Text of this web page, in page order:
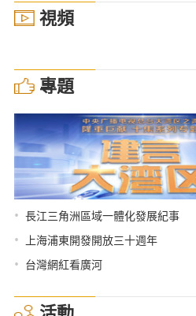
視頻
專題
• 長江三角洲區域一體化發展紀事
• 上海浦東開發開放三十週年
• 台灣網紅看廣河